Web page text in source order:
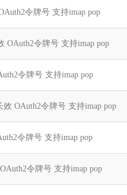
令牌号 支持imap pop
OAuth2令牌号 支持imap pop
令牌号 支持imap pop
效 OAuth2令牌号 支持imap pop
令牌号 支持imap pop
OAuth2令牌号 支持imap pop